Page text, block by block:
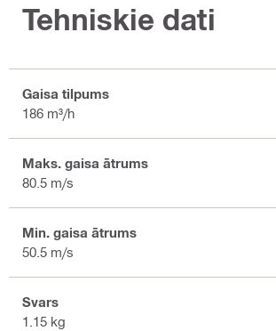
Tehniskie dati
Gaisa tilpums
186 m³/h
Maks. gaisa ātrums
80.5 m/s
Min. gaisa ātrums
50.5 m/s
Svars
1.15 kg